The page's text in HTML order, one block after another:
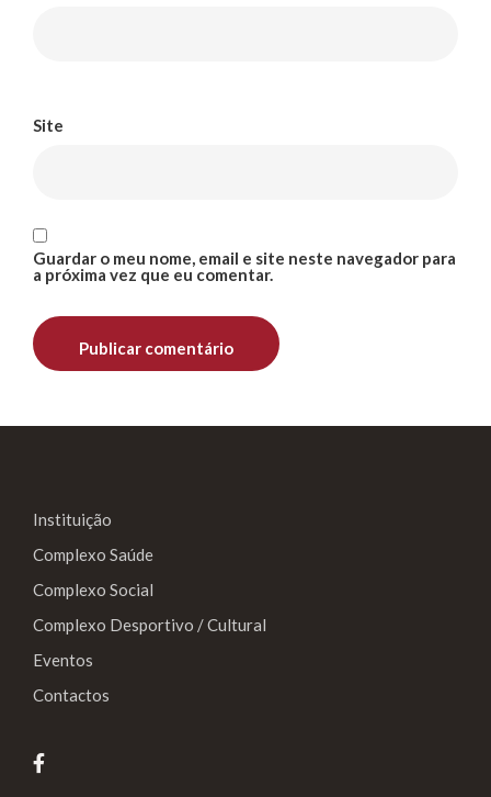
Site
Guardar o meu nome, email e site neste navegador para
a próxima vez que eu comentar.
Instituição
Complexo Saúde
Complexo Social
Complexo Desportivo / Cultural
Eventos
Contactos